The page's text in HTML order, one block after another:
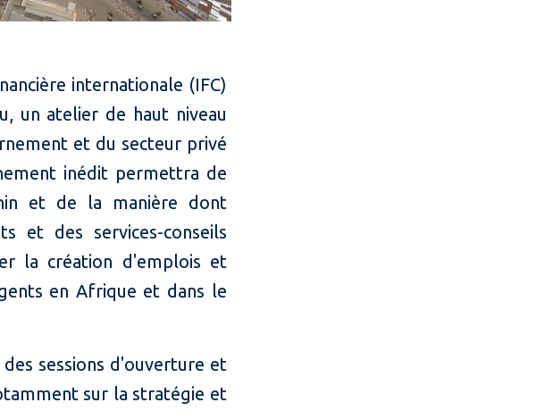
internationale (IFC)
un atelier de haut niveau
et du secteur privé
inédit permettra de
et de la manière dont
et des services-conseils
la création d'emplois et
en Afrique et dans le
sessions d'ouverture et
sur la stratégie et